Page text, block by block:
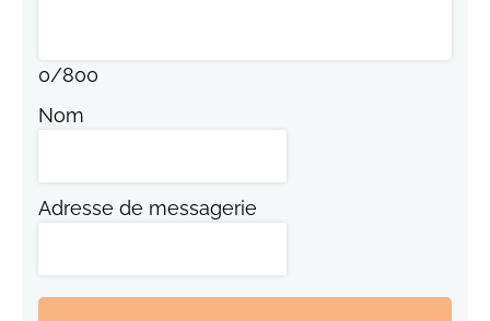
0/800
Nom
Adresse de messagerie